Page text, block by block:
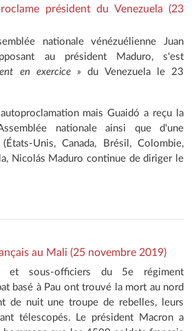
président du Venezuela (23
nationale vénézuélienne Juan
au président Maduro, s'est
en exercice » du Venezuela le 23
mais Guaidó a reçu la
nationale ainsi que d'une
Unis, Canada, Brésil, Colombie,
Nicolás Maduro continue de diriger le
au Mali (25 novembre 2019)
et sous-officiers du 5e régiment
basé à Pau ont trouvé la mort au nord
de nuit une troupe de rebelles, leurs
télescopés. Le président Macron a